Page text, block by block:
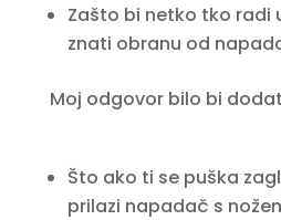
Zašto bi netko tko radi
znati obranu od
Moj odgovor bilo bi
Što ako ti se puška
prilazi napadač s